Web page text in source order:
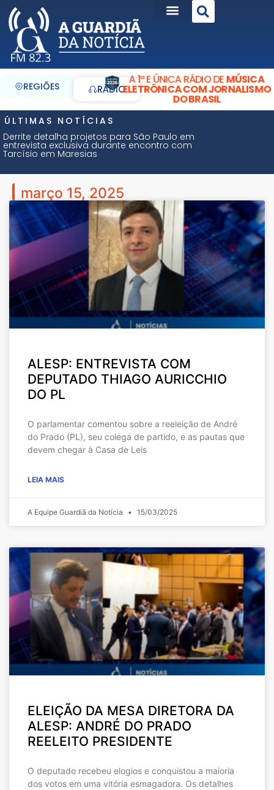
REGIÕES RÁDIO
A 1ª E ÚNICA RÁDIO DEMÚSICA
ELETRÔNICA COM JORNALISMO
DO BRASIL
ÚLTIMAS NOTÍCIAS
Derrite detalha projetos para São Paulo em
entrevista exclusiva durante encontro com
Tarcísio em Maresias
março 15, 2025
ALESP: ENTREVISTA COM
DEPUTADO THIAGO AURICCHIO
DO PL
O parlamentar comentou sobre a reeleição de André
do Prado (PL), seu colega de partido, e as pautas que
devem chegar à Casa de Leis
LEIA MAIS
A Equipe Guardiã da Notícia 15/03/2025
ELEIÇÃO DA MESA DIRETORA DA
ALESP: ANDRÉ DO PRADO
REELEITO PRESIDENTE
O deputado recebeu elogios e conquistou a maioria
dos votos em uma vitória esmagadora. Os detalhes